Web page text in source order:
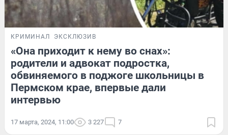
КРИМИНАЛ ЭКСКЛЮЗИВ
«Она приходит к нему во снах»:
родители и адвокат подростка,
обвиняемого в поджоге школьницы в
Пермском крае, впервые дали
интервью
17 марта, 2024, 11:00 3 227 7